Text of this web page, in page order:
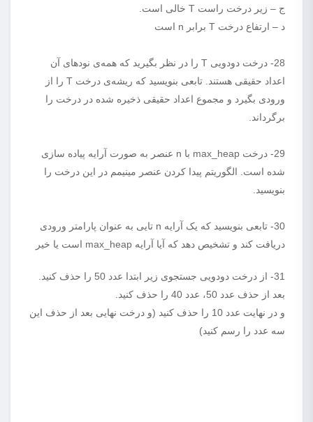
ج – زیر درخت راست T خالی است.
د – ارتفاع درخت T برابر n است
28- درخت دودویی T را در نظر بگیرید که همه‌ی نودهای آن
اعداد حقیقی هستند. تابعی بنویسید که ریشه‌ی درخت T را از
ورودی بگیرد و مجموع اعداد حقیقی ذخیره شده در درخت را
برگرداند.
29- درخت max_heap با n عنصر به صورت آرایه پیاده سازی
شده است. الگوریتم پیدا کردن عنصر مینیمم در این درخت را
بنویسید.
30- تابعی بنویسید که یک آرایه n تایی به عنوان پارامتر ورودی
دریافت کند و تشخیص دهد که آیا آرایه max_heap است یا خیر
31- از درخت دودویی جستجوی زیر ابتدا عدد 50 را حذف کنید.
بعد از حذف عدد 50، عدد 40 را حذف کنید.
و در نهایت عدد 10 را حذف کنید (و درخت نهایی بعد از حذف این
سه عدد را رسم کنید)